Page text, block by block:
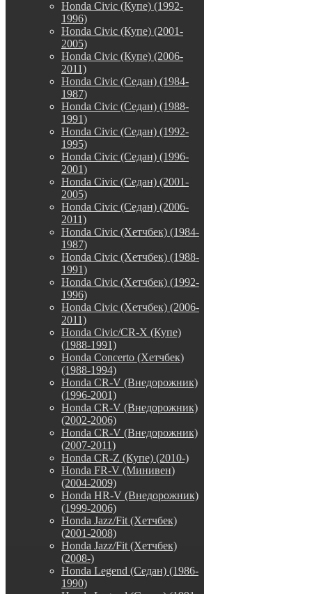
Honda Civic (Купе) (1992-
1996)
Honda Civic (Купе) (2001-
2005)
Honda Civic (Купе) (2006-
2011)
Honda Civic (Седан) (1984-
1987)
Honda Civic (Седан) (1988-
1991)
Honda Civic (Седан) (1992-
1995)
Honda Civic (Седан) (1996-
2001)
Honda Civic (Седан) (2001-
2005)
Honda Civic (Седан) (2006-
2011)
Honda Civic (Хетчбек) (1984-
1987)
Honda Civic (Хетчбек) (1988-
1991)
Honda Civic (Хетчбек) (1992-
1996)
Honda Civic (Хетчбек) (2006-
2011)
Honda Civic/CR-X (Купе)
(1988-1991)
Honda Concerto (Хетчбек)
(1988-1994)
Honda CR-V (Внедорожник)
(1996-2001)
Honda CR-V (Внедорожник)
(2002-2006)
Honda CR-V (Внедорожник)
(2007-2011)
Honda CR-Z (Купе) (2010-)
Honda FR-V (Минивен)
(2004-2009)
Honda HR-V (Внедорожник)
(1999-2006)
Honda Jazz/Fit (Хетчбек)
(2001-2008)
Honda Jazz/Fit (Хетчбек)
(2008-)
Honda Legend (Седан) (1986-
1990)